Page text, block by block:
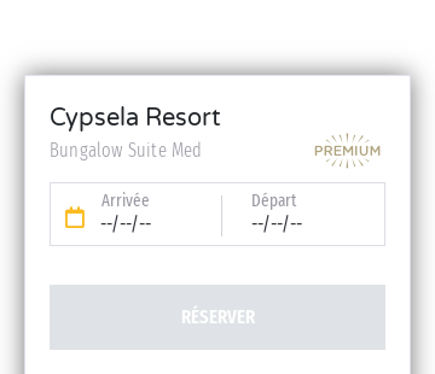
Cypsela Resort
Bungalow Suite Med
Arrivée
--/--/--
Départ
--/--/--
RÉSERVER